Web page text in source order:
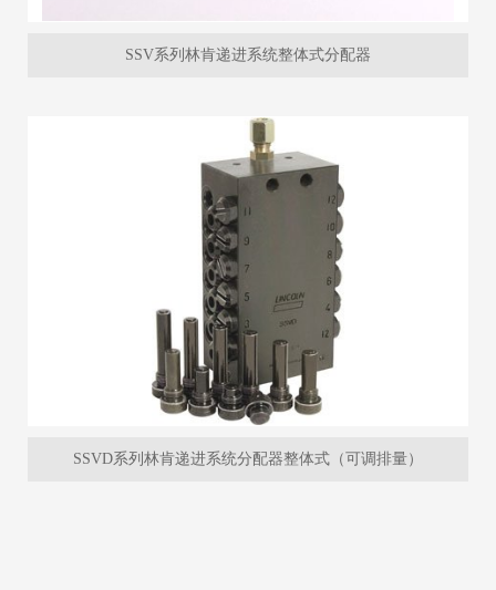
SSV系列林肯递进系统整体式分配器
SSVD系列林肯递进系统分配器整体式（可调排量）